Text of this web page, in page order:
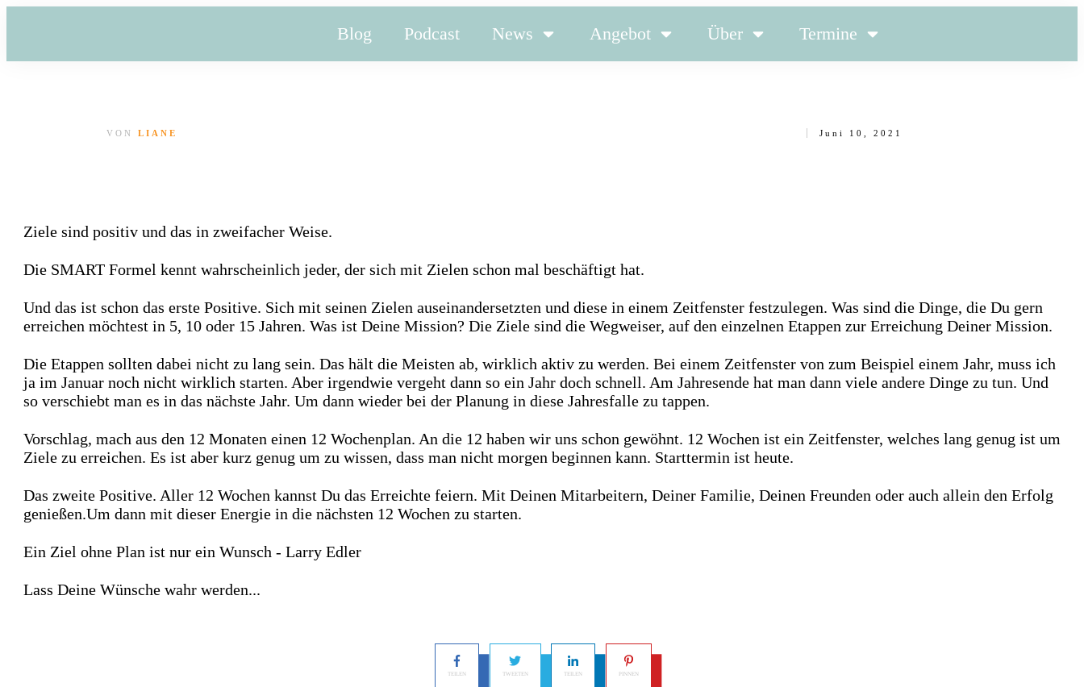
Blog Podcast News Angebot Über Termine
VON LIANE Juni 10, 2021
Ziele sind positiv und das in zweifacher Weise.
Die SMART Formel kennt wahrscheinlich jeder, der sich mit Zielen schon mal beschäftigt hat.
Und das ist schon das erste Positive. Sich mit seinen Zielen auseinandersetzten und diese in einem Zeitfenster festzulegen. Was sind die Dinge, die Du gern
erreichen möchtest in 5, 10 oder 15 Jahren. Was ist Deine Mission? Die Ziele sind die Wegweiser, auf den einzelnen Etappen zur Erreichung Deiner Mission.
Die Etappen sollten dabei nicht zu lang sein. Das hält die Meisten ab, wirklich aktiv zu werden. Bei einem Zeitfenster von zum Beispiel einem Jahr, muss ich
ja im Januar noch nicht wirklich starten. Aber irgendwie vergeht dann so ein Jahr doch schnell. Am Jahresende hat man dann viele andere Dinge zu tun. Und
so verschiebt man es in das nächste Jahr. Um dann wieder bei der Planung in diese Jahresfalle zu tappen.
Vorschlag, mach aus den 12 Monaten einen 12 Wochenplan. An die 12 haben wir uns schon gewöhnt. 12 Wochen ist ein Zeitfenster, welches lang genug ist um
Ziele zu erreichen. Es ist aber kurz genug um zu wissen, dass man nicht morgen beginnen kann. Starttermin ist heute.
Das zweite Positive. Aller 12 Wochen kannst Du das Erreichte feiern. Mit Deinen Mitarbeitern, Deiner Familie, Deinen Freunden oder auch allein den Erfolg
genießen.Um dann mit dieser Energie in die nächsten 12 Wochen zu starten.
Ein Ziel ohne Plan ist nur ein Wunsch - Larry Edler
Lass Deine Wünsche wahr werden...
TEILEN TWEETEN TEILEN PINNEN